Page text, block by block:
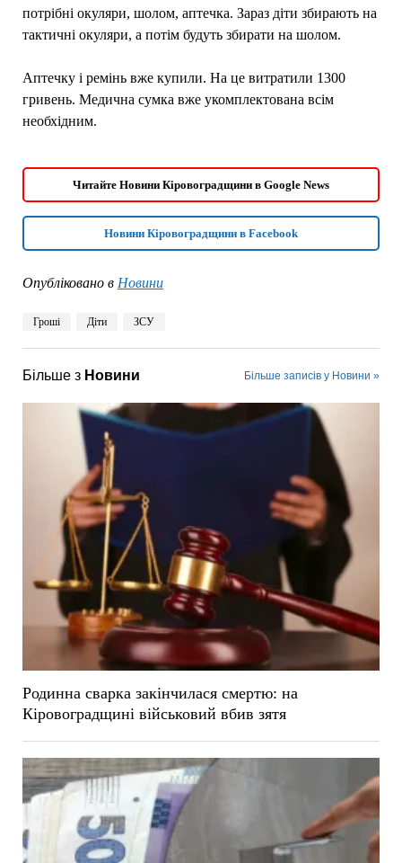
потрібні окуляри, шолом, аптечка. Зараз діти збирають на
тактичні окуляри, а потім будуть збирати на шолом.
Аптечку і ремінь вже купили. На це витратили 1300
гривень. Медична сумка вже укомплектована всім
необхідним.
Читайте Новини Кіровоградщини в Google News
Новини Кіровоградщини в Facebook
Опубліковано в Новини
Гроші Діти ЗСУ
Більше з Новини Більше записів у Новини »
Родинна сварка закінчилася смертю: на
Кіровоградщині військовий вбив зятя